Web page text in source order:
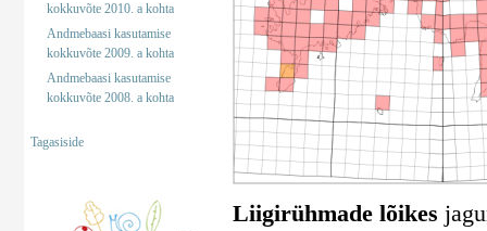
kokkuvõte 2010. a kohta
Andmebaasi kasutamise
kokkuvõte 2009. a kohta
Andmebaasi kasutamise
kokkuvõte 2008. a kohta
Tagasiside
Liigirühmade lõikes